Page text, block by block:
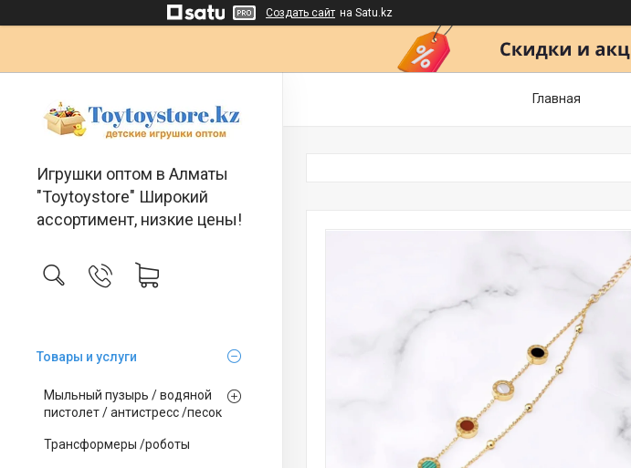
Создать сайт на Satu.kz
Игрушки оптом в Алматы
"Toytoystore" Широкий
ассортимент, низкие цены!
Товары и услуги
Мыльный пузырь / водяной
пистолет / антистресс /песок
Трансформеры /роботы
Главная